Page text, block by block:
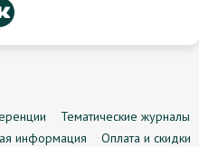
Тематические журналы
информация
Оплата и скидки